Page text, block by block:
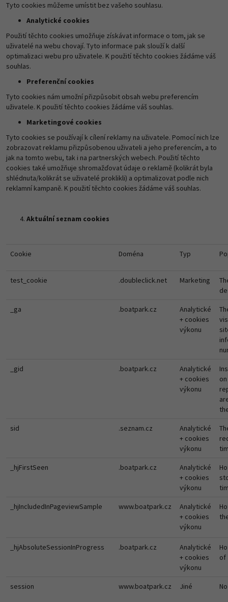
Tyto cookies můžeme umístit bez vašeho souhlasu.
Analytické cookies
Použití těchto cookies umožňuje získávat informace o tom, jak se
uživatelé na webu chovají. Tyto informace pak slouží k další
optimalizaci webu pro uživatele. K použití těchto cookies žádáme váš
souhlas.
Preferenční cookies
Tyto cookies nám umožní přizpůsobit obsah webu preferencím
uživatele. K použití těchto cookies žádáme váš souhlas.
Marketingové cookies
Tyto cookies se používají k cílení reklamy na uživatele. Pomocí nich lze
zobrazovat reklamu přizpůsobenou uživateli a jeho preferencím, a to
jak na tomto webu, tak i na partnerských webech. Použití těchto
cookies také umožňuje shromažďovat údaje o reklamě (kolikrát byla
shlédnuta/kolikrát se uživatelé proklikli) a optimalizovat podle nich
reklamní kampaně. K použití těchto cookies žádáme váš souhlas.
Aktuální seznam cookies
Cookie Doména Typ
test_cookie .doubleclick.net Marketing
_ga .boatpark.cz
Analytické
+ cookies
výkonu
_gid .boatpark.cz
Analytické
+ cookies
výkonu
sid .seznam.cz
Analytické
+ cookies
výkonu
_hjFirstSeen .boatpark.cz
Analytické
+ cookies
výkonu
_hjIncludedInPageviewSample www.boatpark.cz
Analytické
+ cookies
výkonu
_hjAbsoluteSessionInProgress .boatpark.cz
Analytické
+ cookies
výkonu
of
session www.boatpark.cz Jiné